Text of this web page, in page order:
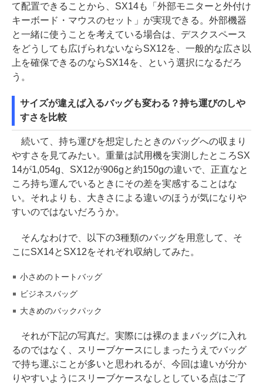
て配置できることから、SX14も「外部モニターと外付け
キーボード・マウスのセット」が実現できる。外部機器
と一緒に使うことを考えている場合は、デスクスペース
をどうしても広げられないならSX12を、一般的な広さ以
上を確保できるのならSX14を、という選択になるだろ
う。
サイズが違えば入るバッグも変わる？持ち運びのしや
すさを比較
続いて、持ち運びを想定したときのバッグへの収まり
やすさを見てみたい。重量は試用機を実測したところSX
14が1,054g、SX12が906gと約150gの違いで、正直なと
ころ持ち運んでいるときにその差を実感することはな
い。それよりも、大きさによる違いのほうが気になりや
すいのではないだろうか。
そんなわけで、以下の3種類のバッグを用意して、そ
こにSX14とSX12をそれぞれ収納してみた。
小さめのトートバッグ
ビジネスバッグ
大きめのバックパック
それが下記の写真だ。実際には裸のままバッグに入れ
るのではなく、スリーブケースにしまったうえでバッグ
で持ち運ぶことが多いと思われるが、今回は違いが分か
りやすいようにスリーブケースなしとしている点はご了